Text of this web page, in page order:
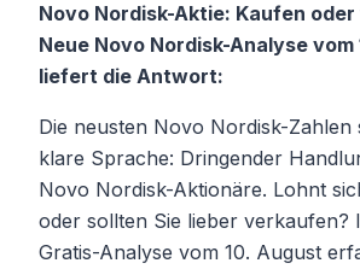
Novo Nordisk-Aktie: Kaufen
Neue Novo Nordisk-Analyse vom
liefert die Antwort:
Die neusten Novo Nordisk-Zahlen
klare Sprache: Dringender
Novo Nordisk-Aktionäre. Lohnt
oder sollten Sie lieber verkaufen?
Gratis-Analyse vom 10. August